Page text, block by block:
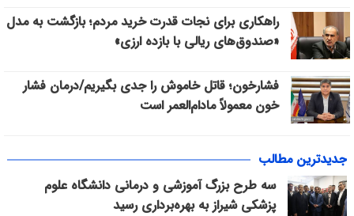
راهکاری برای نجات قدرت خرید مردم؛ بازگشت به مدل
«صندوق‌های ریالی با بازده ارزی»
فشارخون؛ قاتل خاموش را جدی بگیریم/درمان فشار
خون معمولاً مادام‌العمر است
جدیدترین مطالب
سه طرح بزرگ آموزشی و درمانی دانشگاه علوم
پزشکی شیراز به بهره‌برداری رسید